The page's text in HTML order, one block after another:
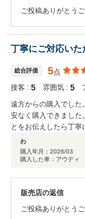
ご投稿ありがとう
でも最大限サポー
い。今後とも宜し
丁寧にご対応いた
総合評価 5点
接客 : 5 雰囲気 : 5
遠方からの購入でした
安なく購入できました
とをお伝えしたら丁
かりました。
わ
購入年月： 2026/03
購入した車：アウデ
販売店の返信
ご投稿ありがとう